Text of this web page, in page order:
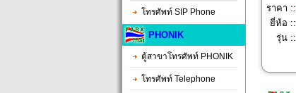
โทรศัพท์ SIP Phone
PHONIK
ตู้สาขาโทรศัพท์ PHONIK
โทรศัพท์ Telephone
ราคา ::
ยี่ห้อ ::
รุ่น ::